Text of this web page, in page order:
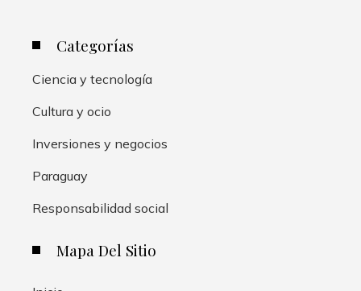
Categorías
Ciencia y tecnología
Cultura y ocio
Inversiones y negocios
Paraguay
Responsabilidad social
Mapa Del Sitio